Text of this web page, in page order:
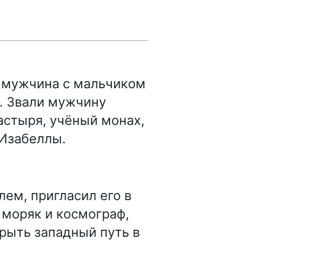
с мальчиком
Звали мужчину
учёный монах,
пригласил его в
и космограф,
западный путь в